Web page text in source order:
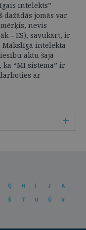
intelekts”
jomās var
nevis
– ES), savukārt, ir
Mākslīgā intelekta
aktu šajā
ka “MI sistēma” ir
ar
Ģ H I J
K
Š T U Ū
V